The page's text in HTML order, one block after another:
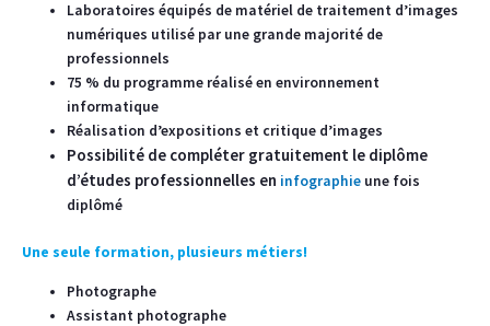
Laboratoires équipés de matériel de traitement d’images
numériques utilisé par une grande majorité de
professionnels
75 % du programme réalisé en environnement
informatique
Réalisation d’expositions et critique d’images
Possibilité de compléter gratuitement le diplôme
d’études professionnelles en infographie une fois
diplômé
Une seule formation, plusieurs métiers!
Photographe
Assistant photographe